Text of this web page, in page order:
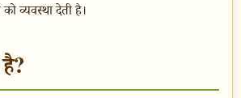
व्यवस्था देती है।